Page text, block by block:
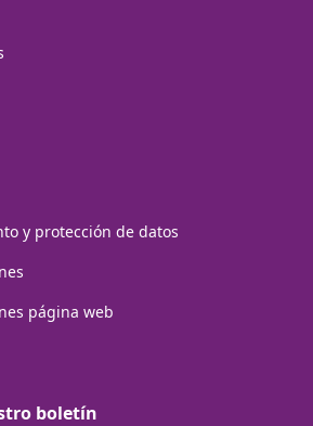
y protección de datos
página web
boletín